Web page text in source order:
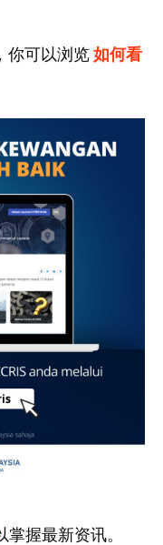
你可以浏览如何看
掌握最新资讯。